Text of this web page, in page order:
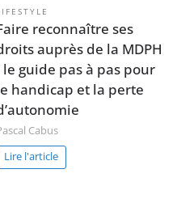
reconnaître ses
auprès de la MDPH
le guide pas à pas pour
handicap et la perte
Cabus
Lire l'article